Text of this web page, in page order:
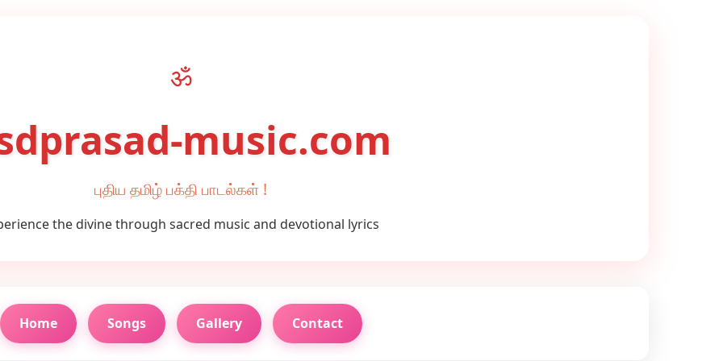
ॐ
music.com
புதிய தமிழ் பக்தி பாடல்கள் !
the divine through sacred music and devotional lyrics
Home Songs Gallery Contact